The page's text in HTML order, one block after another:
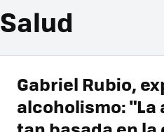
Salud
Gabriel Rubio,
alcoholismo: